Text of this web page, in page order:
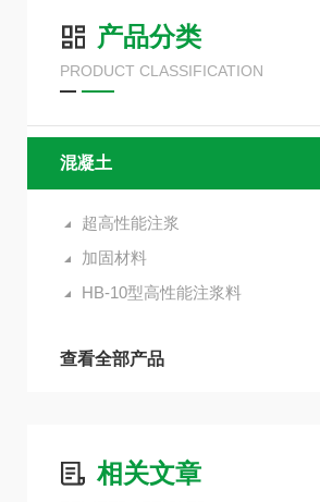
产品分类
PRODUCT CLASSIFICATION
混凝土
超高性能注浆
加固材料
HB-10型高性能注浆料
查看全部产品
相关文章